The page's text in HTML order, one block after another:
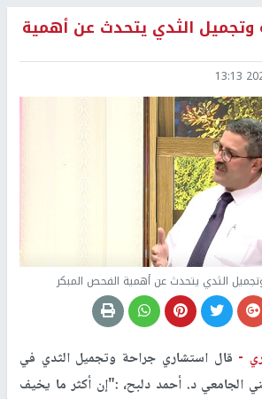
الثدي يتحدث عن أهمية
الثدي يتحدث عن أهمية الفحص المبكر
- قال استشاري جراحة وتجميل الثدي في
الجامعي د. أحمد دلبح، :"إن أكثر ما يخيف